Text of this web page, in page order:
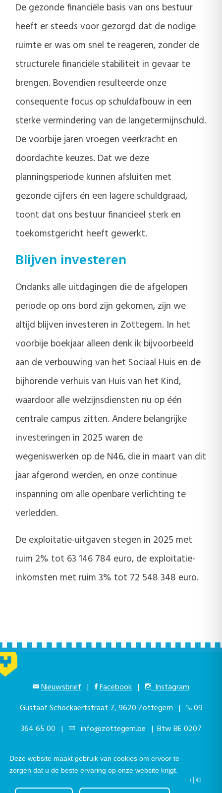
Deze website maakt gebruik van cookies om ervoor te
zorgen dat u de beste ervaring op onze website krijgt.
De gezonde financiële basis van ons bestuur
heeft er steeds voor gezorgd dat de nodige
ruimte er was om snel te reageren, zonder de
structurele financiële stabiliteit in gevaar te
brengen. Bovendien resulteerde onze
consequente focus op schuldafbouw in een
sterke vermindering van de langetermijnschuld.
De voorbije jaren vroegen veerkracht en
doordachte keuzes. Dat we deze
planningsperiode kunnen afsluiten met
gezonde cijfers én een lagere schuldgraad,
toont dat ons bestuur financieel sterk en
toekomstgericht heeft gewerkt.
Blijven investeren
Ondanks alle uitdagingen die de afgelopen
periode op ons bord zijn gekomen, zijn we
altijd blijven investeren in Zottegem. In het
voorbije boekjaar alleen denk ik bijvoorbeeld
aan de verbouwing van het Sociaal Huis en de
bijhorende verhuis van Huis van het Kind,
waardoor alle welzijnsdiensten nu op één
centrale campus zitten. Andere belangrijke
investeringen in 2025 waren de
wegeniswerken op de N46, die in maart van dit
jaar afgerond werden, en onze continue
inspanning om alle openbare verlichting te
verledden.
De exploitatie-uitgaven stegen in 2025 met
ruim 2% tot 63 146 784 euro, de exploitatie-
inkomsten met ruim 3% tot 72 548 348 euro.
Nieuwsbrief | Facebook |
Instagram
Gustaaf Schockaertstraat 7, 9620 Zottegem |
09
364 65 00 | info@zottegem.be | Btw BE 0207
Telefonisch bereikbaar elke werkdag van 9.00u tot 12.00u | ©